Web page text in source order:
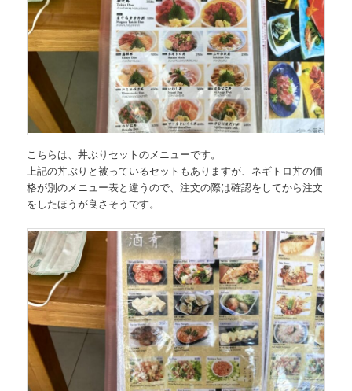
こちらは、丼ぶりセットのメニューです。
上記の丼ぶりと被っているセットもありますが、ネギトロ丼の価
格が別のメニュー表と違うので、注文の際は確認をしてから注文
をしたほうが良さそうです。